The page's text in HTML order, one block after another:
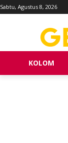
Sabtu, Agustus 8, 2026
KOLOM